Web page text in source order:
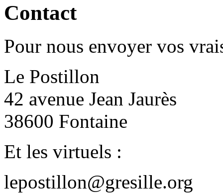
Contact
Pour nous envoyer vos
Le Postillon
42 avenue Jean Jaurès
38600 Fontaine
Et les virtuels :
lepostillon@gresille.org